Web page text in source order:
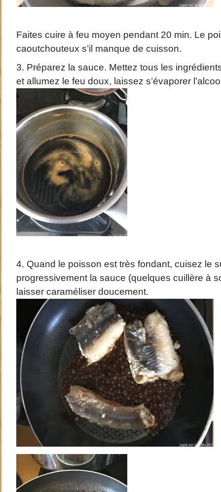
Faites cuire à feu moyen pendant 20 min. Le
caoutchouteux s’il manque de cuisson.
3. Préparez la sauce. Mettez tous les
et allumez le feu doux, laissez s’évaporer
4. Quand le poisson est très fondant, cuisez le
progressivement la sauce (quelques cuillère à
laisser caraméliser doucement.